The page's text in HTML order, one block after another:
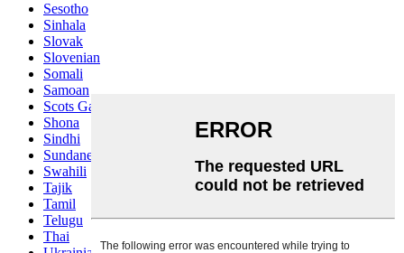
Sesotho
Sinhala
Slovak
Slovenian
Somali
Samoan
Scots Gaelic
Shona
Sindhi
Sundanese
Swahili
Tajik
Tamil
Telugu
Thai